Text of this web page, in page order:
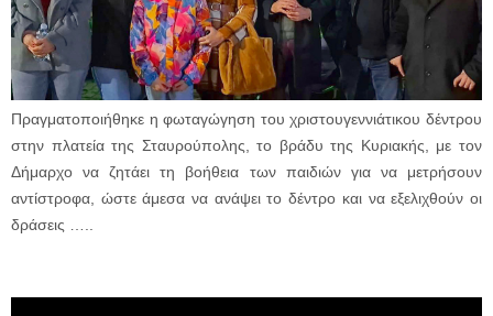
Πραγματοποιήθηκε η φωταγώγηση του χριστουγεννιάτικου δέντρου
στην πλατεία της Σταυρούπολης, το βράδυ της Κυριακής, με τον
Δήμαρχο να ζητάει τη βοήθεια των παιδιών για να μετρήσουν
αντίστροφα, ώστε άμεσα να ανάψει το δέντρο και να εξελιχθούν οι
δράσεις …..